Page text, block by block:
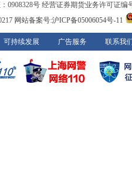
0908328号 经营证券期货业务许可证编
网站备案号:沪ICP备05006054号-11
可持续发展 广告服务 联系我